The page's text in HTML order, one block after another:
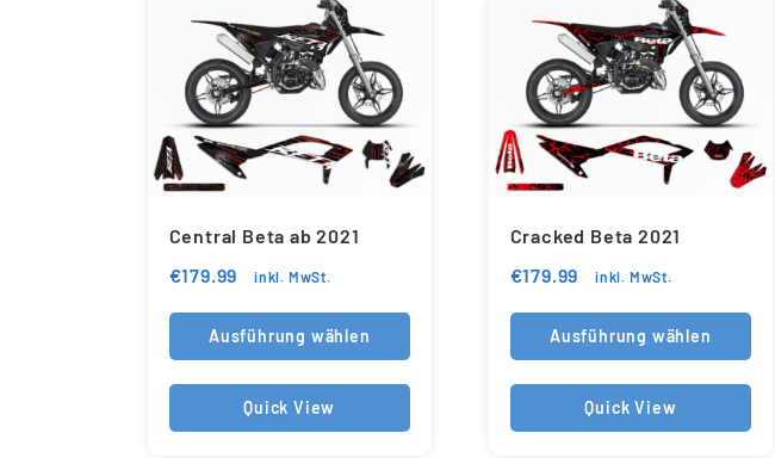
Central Beta ab 2021
€179.99 inkl. MwSt.
Ausführung wählen
Quick View
Cracked Beta 2021
€179.99 inkl. MwSt.
Ausführung wählen
Quick View